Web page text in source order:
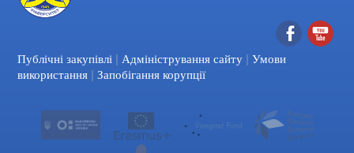
Facebook
Публічні закупівлі | Адміністрування сайту | Умови
використання | Запобігання корупції